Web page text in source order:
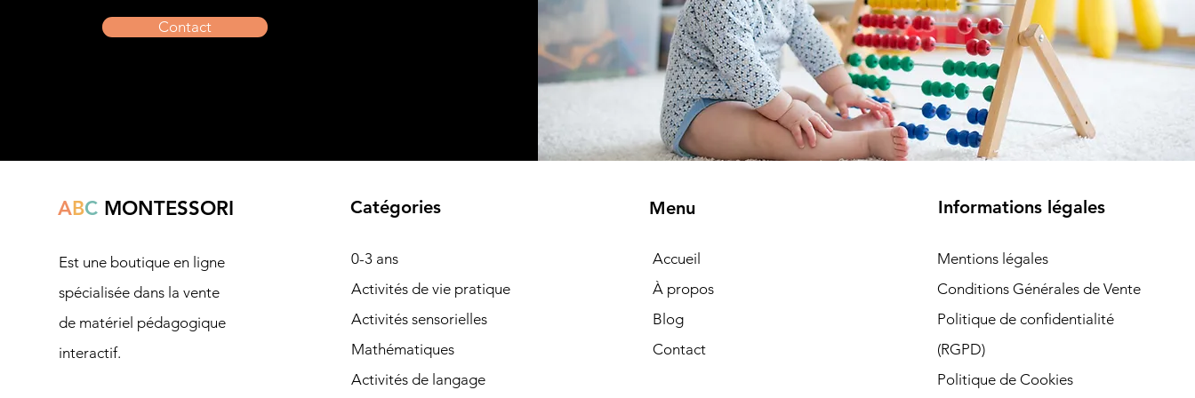
Contact
ABCMONTESSORI
Est une boutique en ligne
spécialisée dans la vente
de matériel pédagogique
interactif.
Catégories
0-3 ans
Activités de vie pratique
Activités sensorielles
Mathématiques
Activités de langage
Menu
Accueil
À propos
Blog
Contact
Informations légales
Mentions légales
Conditions Générales de Vente
Politique de confidentialité
(RGPD)​
Politique de Cookies